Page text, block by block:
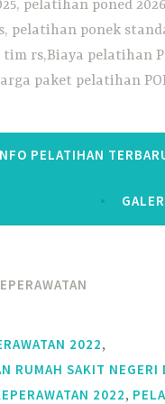
pelatihan poned
pelatihan ponek
rs,Biaya pelatihan
paket pelatihan
PELATIHAN
2022,
RUMAH SAKIT NEGERI
2022,